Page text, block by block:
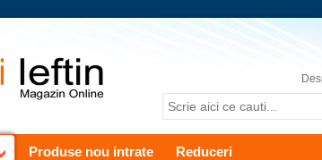
Produse nou intrate Reduceri